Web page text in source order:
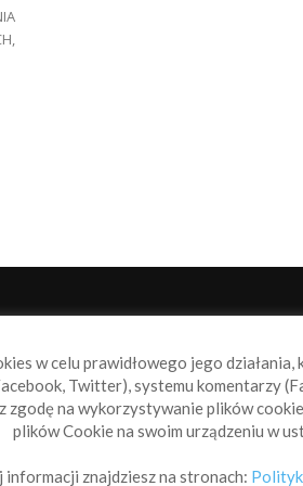
to miejsce dla wszystkich, którzy
ze świata żeglarstwa, świata
się z nami:info@sailbook.pl
w celu prawidłowego jego
Twitter), systemu komentarzy
na wykorzystywanie plików
plików Cookie na swoim urządzeniu w
informacji znajdziesz na stronach: